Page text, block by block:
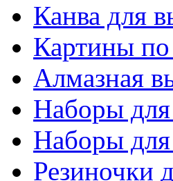
Канва для
Картины
Алмазная
Наборы
Наборы
Резиночки